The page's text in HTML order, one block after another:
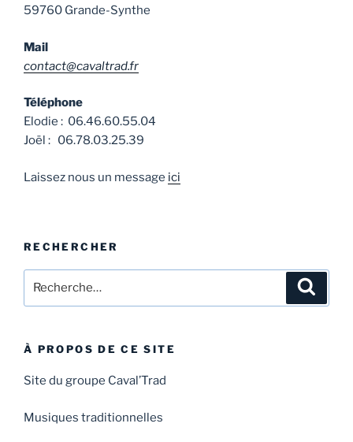
59760 Grande-Synthe
Mail
contact@cavaltrad.fr
Téléphone
Elodie : 06.46.60.55.04
Joël : 06.78.03.25.39
Laissez nous un message ici
RECHERCHER
pour
À PROPOS DE CE SITE
Site du groupe Caval’Trad
Musiques traditionnelles